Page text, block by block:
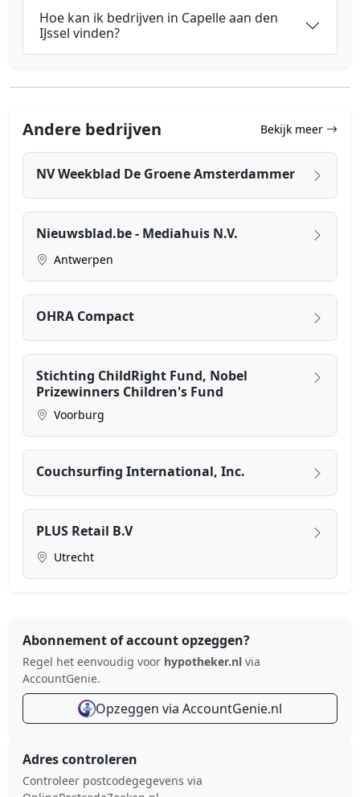
Hoe kan ik bedrijven in Capelle aan den
IJssel vinden?
Andere bedrijven Bekijk meer
NV Weekblad De Groene Amsterdammer
Nieuwsblad.be - Mediahuis N.V.
Antwerpen
OHRA Compact
Stichting ChildRight Fund, Nobel
Prizewinners Children's Fund
Voorburg
Couchsurfing International, Inc.
PLUS Retail B.V
Utrecht
Abonnement of account opzeggen?
Regel het eenvoudig voor hypotheker.nl via
AccountGenie.
Opzeggen via AccountGenie.nl
Adres controleren
Controleer postcodegegevens via